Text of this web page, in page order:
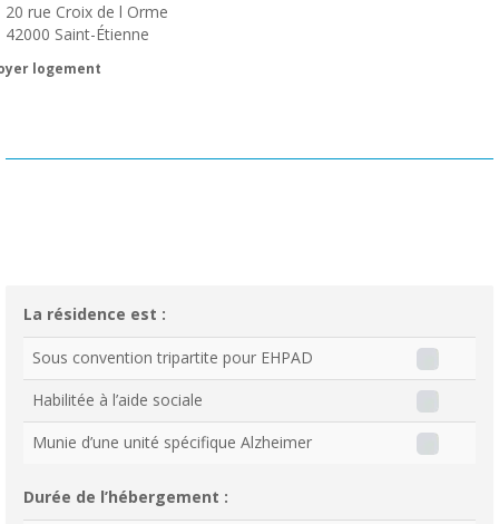
20 rue Croix de l Orme
42000 Saint-Étienne
logement
La résidence est :
Sous convention tripartite pour EHPAD
Habilitée à l’aide sociale
Munie d’une unité spécifique Alzheimer
Durée de l’hébergement :